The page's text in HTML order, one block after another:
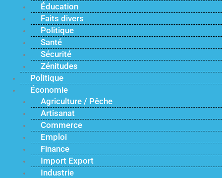
Éducation
Faits divers
Politique
Santé
Sécurité
Zénitudes
Politique
Économie
Agriculture / Pêche
Artisanat
Commerce
Emploi
Finance
Import Export
Industrie